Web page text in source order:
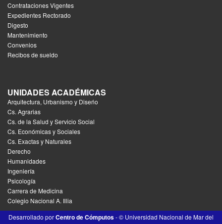
Contrataciones Vigentes
Expedientes Rectorado
Digesto
Mantenimiento
Convenios
Recibos de sueldo
UNIDADES ACADÉMICAS
Arquitectura, Urbanismo y Diseńo
Cs. Agrarias
Cs. de la Salud y Servicio Social
Cs. Económicas y Sociales
Cs. Exactas y Naturales
Derecho
Humanidades
Ingeniería
Psicología
Carrera de Medicina
Colegio Nacional A. Illia
Desarrollado porCentro de Cómputos- © Universidad Nacional de Mar del